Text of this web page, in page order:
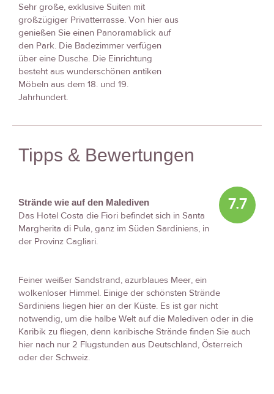
Sehr große, exklusive Suiten mit
großzügiger Privatterrasse. Von hier aus
genießen Sie einen Panoramablick auf
den Park. Die Badezimmer verfügen
über eine Dusche. Die Einrichtung
besteht aus wunderschönen antiken
Möbeln aus dem 18. und 19.
Jahrhundert.
Tipps & Bewertungen
7.7
Strände wie auf den Malediven
Das Hotel Costa die Fiori befindet sich in Santa
Margherita di Pula, ganz im Süden Sardiniens, in
der Provinz Cagliari.
Feiner weißer Sandstrand, azurblaues Meer, ein
wolkenloser Himmel. Einige der schönsten Strände
Sardiniens liegen hier an der Küste. Es ist gar nicht
notwendig, um die halbe Welt auf die Malediven oder in die
Karibik zu fliegen, denn karibische Strände finden Sie auch
hier nach nur 2 Flugstunden aus Deutschland, Österreich
oder der Schweiz.